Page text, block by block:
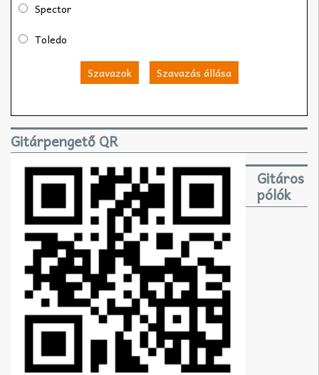
Spector
Toledo
Szavazok Szavazás állása
Gitárpengető QR
Gitáros
pólók